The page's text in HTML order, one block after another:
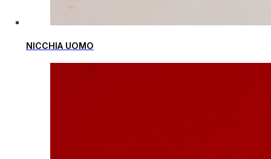
NICCHIA UOMO